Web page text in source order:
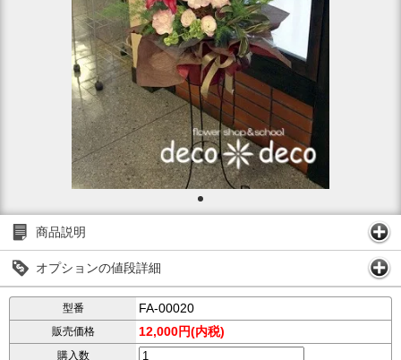
商品説明
オプションの値段詳細
型番 FA-00020
販売価格 12,000円(内税)
購入数